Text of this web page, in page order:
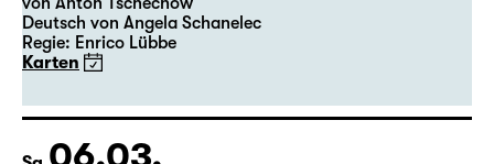
19:30 Große Bühne
Premiere
Onkel Wanja
Deutsch von Angela Schanelec
Regie: Enrico Lübbe
Karten